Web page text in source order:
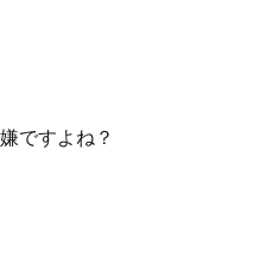
ですよね？